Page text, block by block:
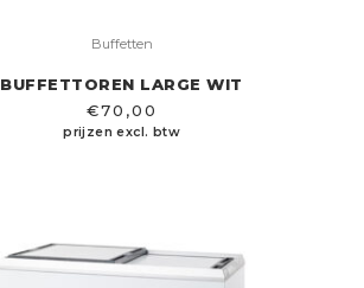
Buffetten
BUFFETTOREN LARGE WIT
€70,00
prijzen excl. btw